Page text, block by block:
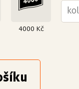
4000 Kč